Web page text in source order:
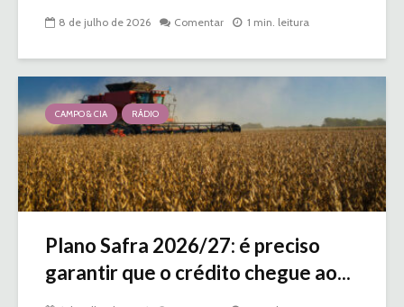
8 de julho de 2026 Comentar 1 min. leitura
CAMPO & CIA RÁDIO
Plano Safra 2026/27: é preciso
garantir que o crédito chegue ao...